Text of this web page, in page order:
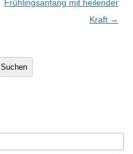
Frühlingsanfang mit heilender
Kraft →
Suchen